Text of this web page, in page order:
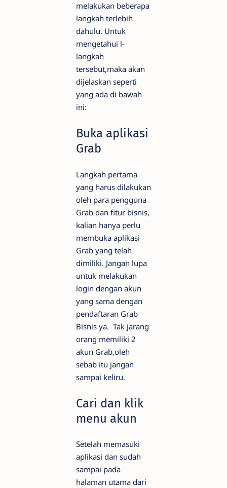
melakukan beberapa
langkah terlebih
dahulu. Untuk
mengetahui l-
langkah
tersebut,maka akan
dijelaskan seperti
yang ada di bawah
ini:
Buka aplikasi
Grab
Langkah pertama
yang harus dilakukan
oleh para pengguna
Grab dan fitur bisnis,
kalian hanya perlu
membuka aplikasi
Grab yang telah
dimiliki. Jangan lupa
untuk melakukan
login dengan akun
yang sama dengan
pendaftaran Grab
Bisnis ya. Tak jarang
orang memiliki 2
akun Grab,oleh
sebab itu jangan
sampai keliru.
Cari dan klik
menu akun
Setelah memasuki
aplikasi dan sudah
sampai pada
halaman utama dari